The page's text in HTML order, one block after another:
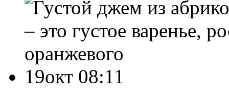
– это густое варенье,
оранжевого
19окт 08:11